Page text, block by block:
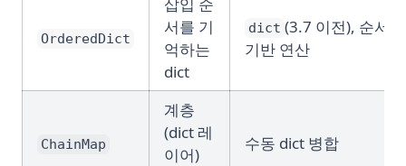
OrderedDict
서를 기
억하는
dict
dict (3.7 이전), 순서
기반 연산
ChainMap
계층
(dict 레
이어)
수동 dict 병합